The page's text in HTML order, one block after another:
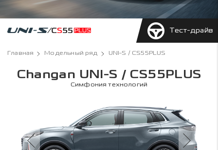
Тест-драйв
Главная Модельный ряд UNI-S / CS55PLUS
Changan UNI-S / CS55PLUS
Симфония технологий